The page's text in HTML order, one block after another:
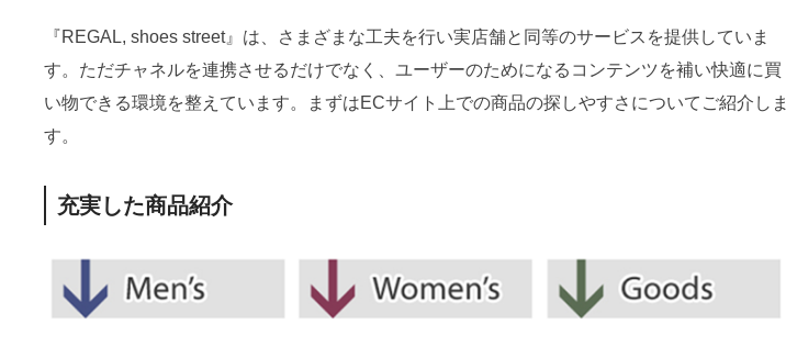
『REGAL, shoes street』は、さまざまな工夫を行い実店舗と同等のサービスを提供していま
す。ただチャネルを連携させるだけでなく、ユーザーのためになるコンテンツを補い快適に買
い物できる環境を整えています。まずはECサイト上での商品の探しやすさについてご紹介しま
す。
充実した商品紹介